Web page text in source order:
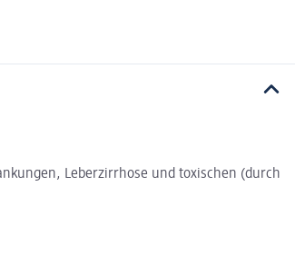
Leberzirrhose und toxischen (durch